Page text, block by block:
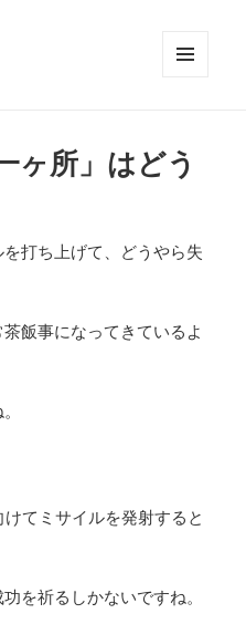
ヶ所」はどう
打ち上げて、どうやら失
飯事になってきているよ
てミサイルを発射すると
を祈るしかないですね。